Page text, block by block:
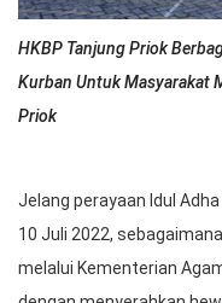
HKBP Tanjung Priok
Kurban Untuk Masyarakat
Priok
Jelang perayaan Idul
10 Juli 2022,
melalui Kementerian